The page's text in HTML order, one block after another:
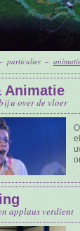
particulier–
Animatie
u over de vloer
applaus verdient